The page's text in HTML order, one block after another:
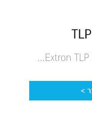
Extron TLP
>